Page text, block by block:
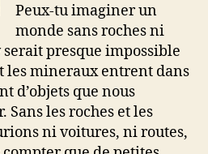
Peux-tu imaginer un
monde sans roches ni
presque impossible
les mineraux entrent dans
d’objets que nous
les roches et les
ni voitures, ni routes,